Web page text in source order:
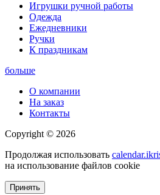
Игрушки ручной работы
Одежда
Ежедневники
Ручки
К праздникам
больше
О компании
На заказ
Контакты
Copyright © 2026
Продолжая использовать
на использование файлов cookie
Принять